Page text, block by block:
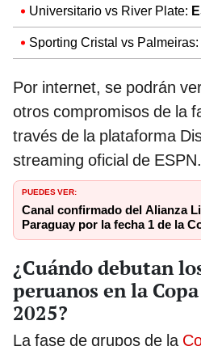
Universitario vs River Plate:
Sporting Cristal vs Palmeiras:
Por internet, se podrán
otros compromisos de la
través de la plataforma
streaming oficial de ESPN.
PUEDES VER:
Canal confirmado del Alianza
Paraguay por la fecha 1 de la
¿Cuándo debutan
peruanos en la
2025?
La fase de grupos de la